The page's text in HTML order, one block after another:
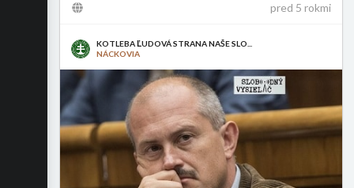
pred 5 rokmi
KOTLEBA ĽUDOVÁ STRANA NAŠE SLO...
NÁCKOVIA